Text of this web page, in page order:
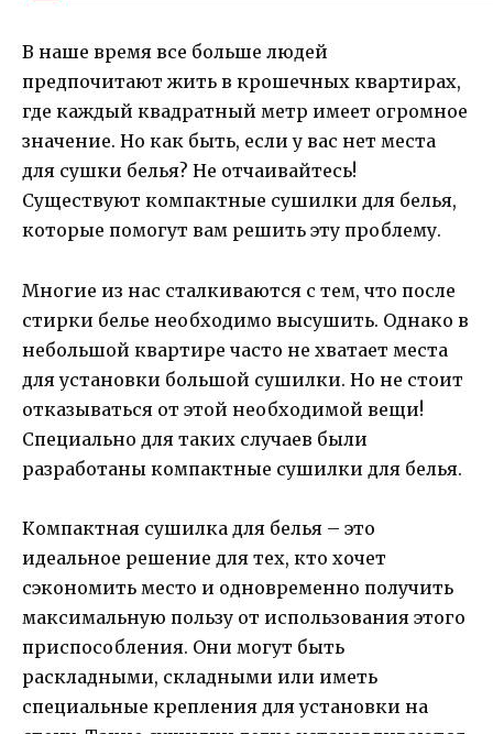
В наше время все больше людей
предпочитают жить в крошечных квартирах,
где каждый квадратный метр имеет огромное
значение. Но как быть, если у вас нет места
для сушки белья? Не отчаивайтесь!
Существуют компактные сушилки для белья,
которые помогут вам решить эту проблему.
Многие из нас сталкиваются с тем, что после
стирки белье необходимо высушить. Однако в
небольшой квартире часто не хватает места
для установки большой сушилки. Но не стоит
отказываться от этой необходимой вещи!
Специально для таких случаев были
разработаны компактные сушилки для белья.
Компактная сушилка для белья – это
идеальное решение для тех, кто хочет
сэкономить место и одновременно получить
максимальную пользу от использования этого
приспособления. Они могут быть
раскладными, складными или иметь
специальные крепления для установки на